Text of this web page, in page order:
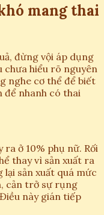
mang thai
đừng vội áp dụng
chưa hiểu rõ nguyên
nghe cơ thể để biết
để nhanh có thai
ở 10% phụ nữ. Rối
thay vì sản xuất ra
sản xuất quá mức
cản trở sự rụng
này gián tiếp